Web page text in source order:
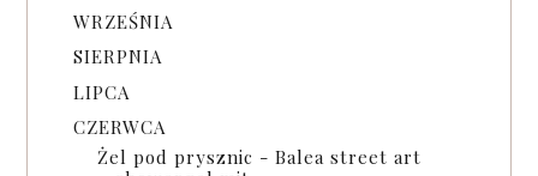
WRZEŚNIA
SIERPNIA
LIPCA
CZERWCA
Żel pod prysznic - Balea street art